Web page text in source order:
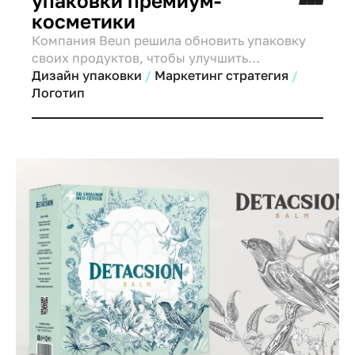
косметики
Компания Beun решила обновить упаковку
своих продуктов, чтобы улучшить
восприятие бренда и повысить узнаваемость
на рынке. Старый дизайн не полностью
Дизайн упаковки
Маркетинг стратегия
Логотип